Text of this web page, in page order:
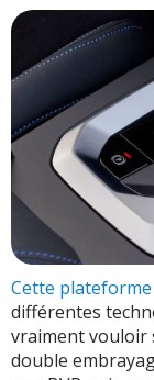
Cette plateforme
différentes
vraiment vouloir
double